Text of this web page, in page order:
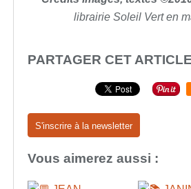
librairie Soleil Vert en
PARTAGER CET ARTICLE
S'inscrire à la newsletter
Vous aimerez aussi :